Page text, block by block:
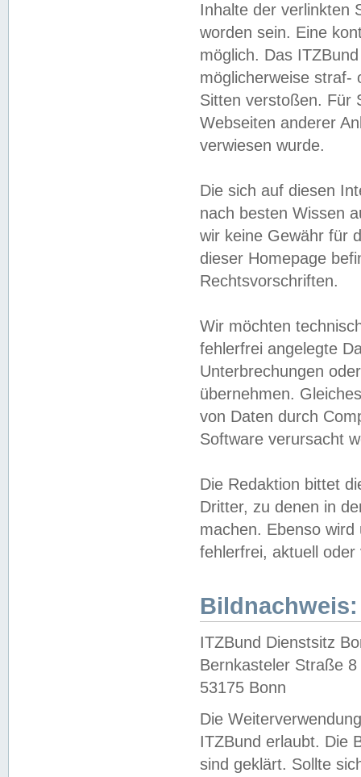
Inhalte der verlinkten
worden sein. Eine
möglich. Das
möglicherweise straf-
Sitten verstoßen. Für
Webseiten anderer
verwiesen wurde.
Die sich auf diesen
nach besten Wissen
wir keine Gewähr für
dieser Homepage
Rechtsvorschriften.
Wir möchten
fehlerfrei angelegte
Unterbrechungen
übernehmen.
von Daten durch
Software verursacht
Die Redaktion bittet
Dritter, zu denen in
machen. Ebenso
fehlerfrei, aktuell oder
Bildnachweis:
ITZBund Dienstsitz
Bernkasteler Straße 8
53175 Bonn
Die
ITZBund erlaubt. Die
sind geklärt. Sollte